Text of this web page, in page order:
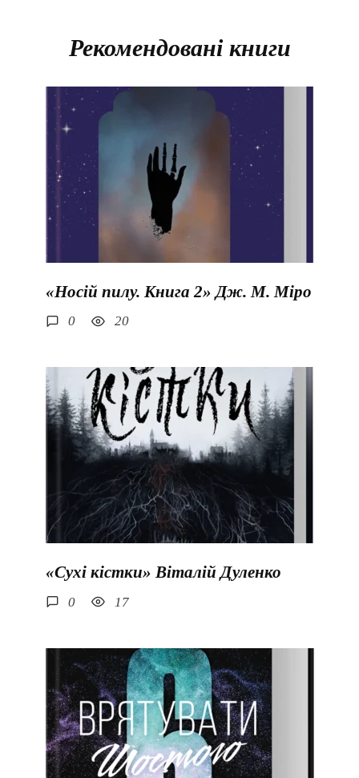
Рекомендовані книги
«Носій пилу. Книга 2» Дж. М. Міро
0 20
«Сухі кістки» Віталій Дуленко
0 17